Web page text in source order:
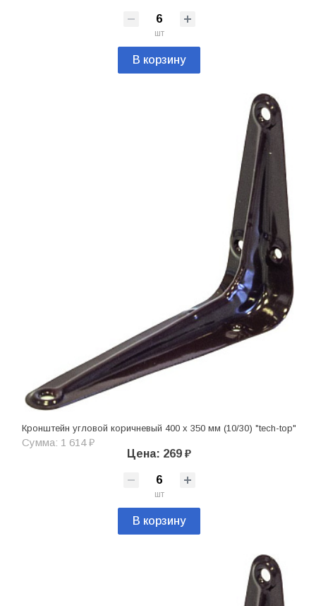
шт
В корзину
Кронштейн угловой коричневый 400 х 350 мм (10/30) "tech-top"
Сумма: 1 614 ₽
Цена: 269 ₽
шт
В корзину